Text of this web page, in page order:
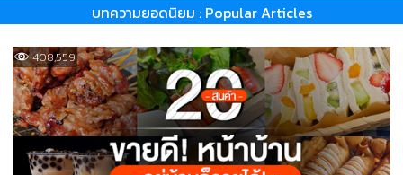
บทความยอดนิยม : Popular Articles
408,559